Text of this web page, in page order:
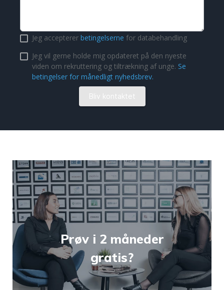
Prøv i 2 måneder
gratis?